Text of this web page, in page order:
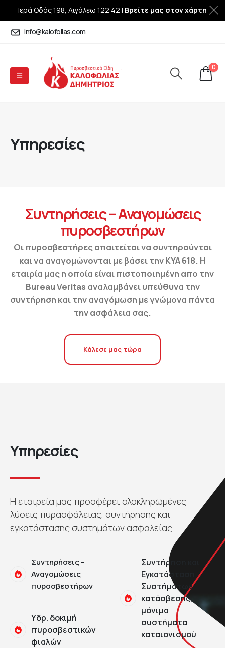
Ιερά Οδός 198, Αιγάλεω 122 42 | Βρείτε μας στον χάρτη
info@kalofolias.com
0
Υπηρεσίες
Συντηρήσεις – Αναγομώσεις
πυροσβεστήρων
Οι πυροσβεστήρες απαιτείται να συντηρούνται
και να αναγομώνονται με βάσει την ΚΥΑ 618. Η
εταιρία μας η οποία είναι πιστοποιημένη απο την
Bureau Veritas αναλαμβάνει υπεύθυνα την
συντήρηση και την αναγόμωση με γνώμονα πάντα
την ασφάλεια σας.
Κάλεσε μας τώρα
Υπηρεσίες
Η εταιρεία μας προσφέρει ολοκληρωμένες
λύσεις πυρασφάλειας, συντήρησης και
εγκατάστασης συστημάτων ασφαλείας.
Συντηρήσεις -
Αναγομώσεις
πυροσβεστήρων
Yδρ. δοκιμή
πυροσβεστικών
φιαλών
Συντήρηση και
Εγκατάσταση
Συστήματων
κατάσβεσης,
μόνιμα
συστήματα
καταιονισμού